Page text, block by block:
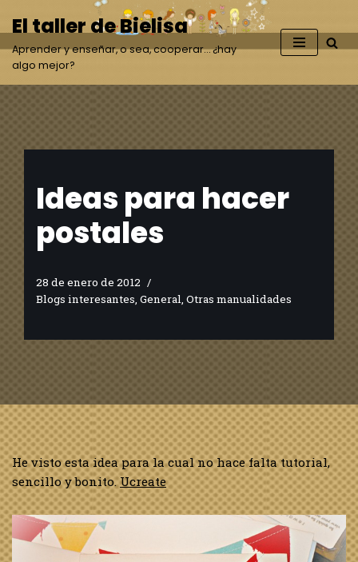
Saltar
al
contenido
El taller de Bielisa
Aprender y enseñar, o sea, cooperar… ¿hay
algo mejor?
Ideas para hacer
postales
28 de enero de 2012
Blogs interesantes, General, Otras manualidades
He visto esta idea para la cual no hace falta tutorial,
sencillo y bonito.Ucreate